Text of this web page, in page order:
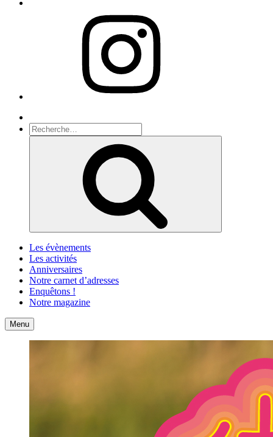
Recherche
pour
Les évènements
Les activités
Anniversaires
Notre carnet d’adresses
Enquêtons !
Notre magazine
Accueil
Menu Contact